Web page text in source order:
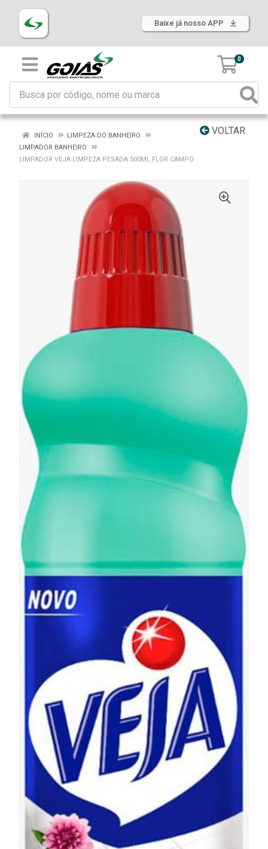
Baixe já nosso APP
0
VOLTAR
INÍCIO
LIMPEZA DO BANHEIRO
LIMPADOR BANHEIRO
LIMPADOR VEJA LIMPEZA PESADA 500ML FLOR CAMPO